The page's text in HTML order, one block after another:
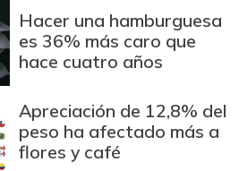
+4,46%
$ 5.867,00
-6,38%
$ 3.467,00
-10,64%
Hacer una hamburguesa
es 36% más caro que
hace cuatro años
Apreciación de 12,8% del
peso ha afectado más a
flores y café